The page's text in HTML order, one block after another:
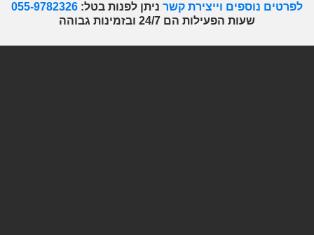
נוספים וייצירת קשר ניתן לפנות בטל:055-9782326
שעות הפעילות הם 24/7 ובזמינות גבוהה